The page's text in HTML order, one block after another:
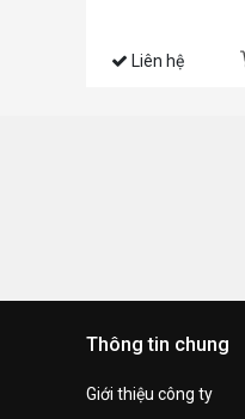
Liên hệ
Thông tin chung
Giới thiệu công ty